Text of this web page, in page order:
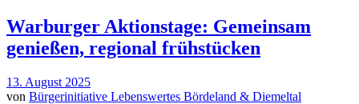
Warburger Aktionstage: Gemeinsam
genießen, regional frühstücken
13. August 2025
von Bürgerinitiative Lebenswertes Bördeland & Diemeltal